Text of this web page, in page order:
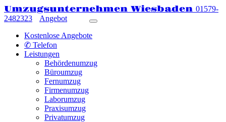
Umzugsunternehmen Wiesbaden 01579-
2482323
Angebot
Kostenlose Angebote
✆ Telefon
Leistungen
Behördenumzug
Büroumzug
Fernumzug
Firmenumzug
Laborumzug
Praxisumzug
Privatumzug